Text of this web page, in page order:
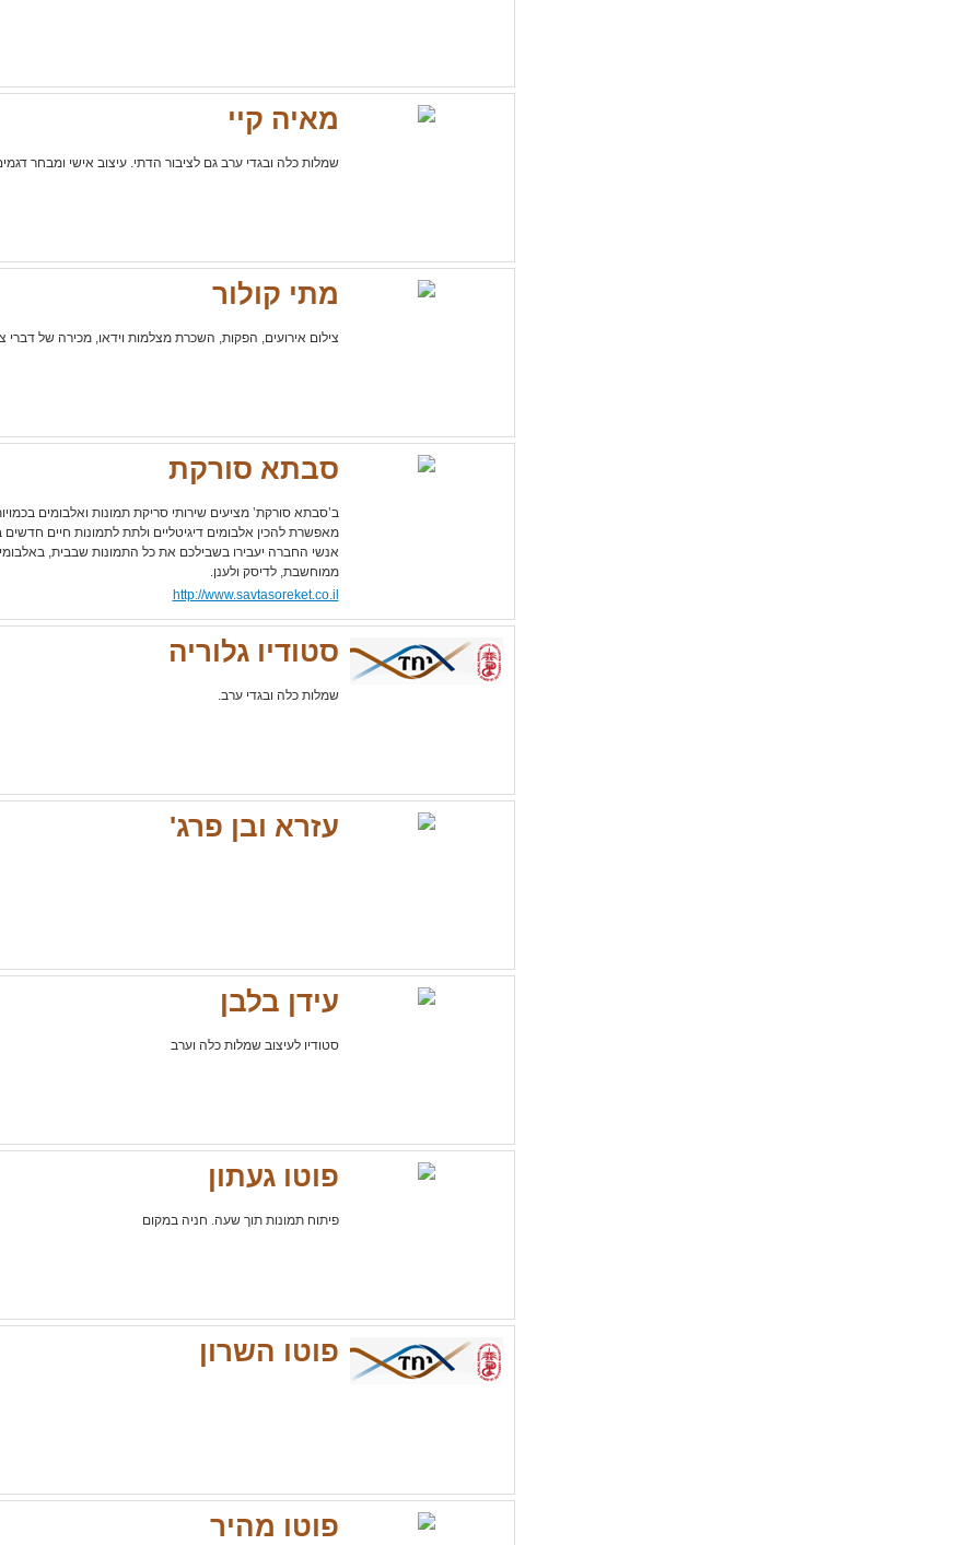
מאיה קיי
שמלות כלה ובגדי ערב גם לציבור הדתי. עיצוב אישי ומבחר דגמים
מתי קולור
צילום אירועים, הפקות, השכרת מצלמות וידאו, מכירה של דברי
סבתא סורקת
ב’סבתא סורקת’ מציעים שירותי סריקת תמונות ואלבומים
מאפשרת להכין אלבומים דיגיטליים ולתת לתמונות חיים חדשים
אנשי החברה יעבירו בשבילכם את כל התמונות שבבית,
ממוחשבת, לדיסק ולענן.
http://www.savtasoreket.co.il
סטודיו גלוריה
שמלות כלה ובגדי ערב.
עזרא ובן פרג'
עידן בלבן
סטודיו לעיצוב שמלות כלה וערב
פוטו געתון
פיתוח תמונות תוך שעה. חניה במקום
פוטו השרון
פוטו מהיר